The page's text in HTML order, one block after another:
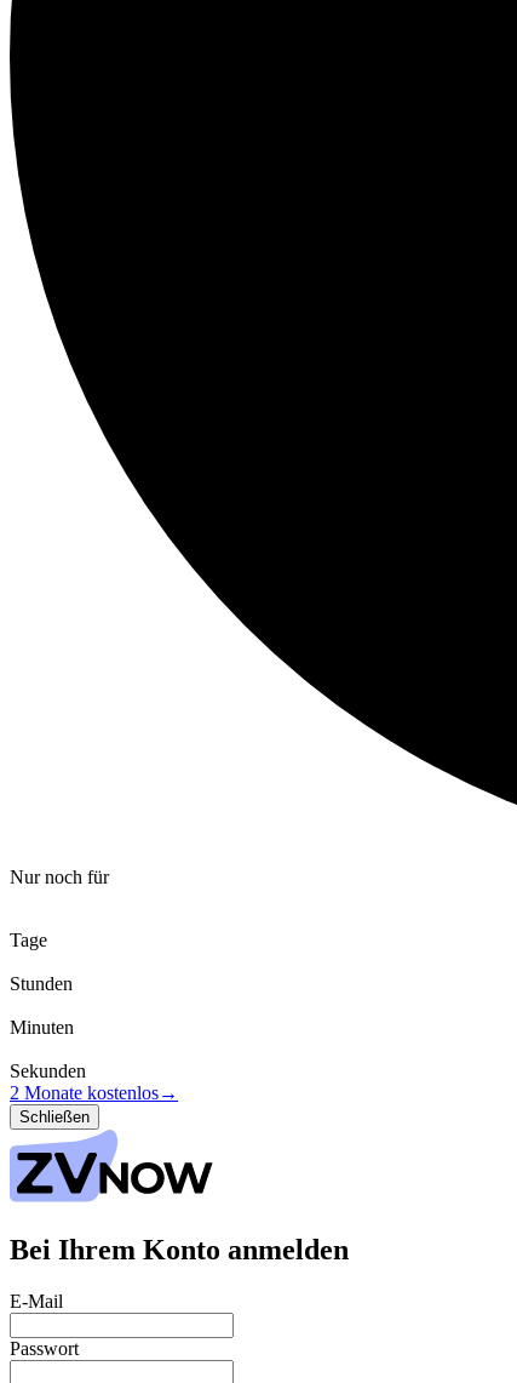
Nur noch für
Tage
Stunden
Minuten
Sekunden
2 Monate kostenlos→
Schließen
Bei Ihrem Konto anmelden
E-Mail
Passwort